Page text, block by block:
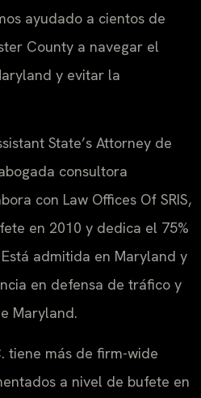
ayudado a cientos de
County a navegar el
y evitar la
State’s Attorney de
consultora
con Law Offices Of SRIS,
en 2010 y dedica el 75%
admitida en Maryland y
en defensa de tráfico y
Maryland.
tiene más de firm-wide
a nivel de bufete en